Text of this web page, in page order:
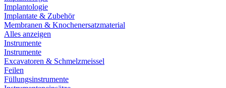
Implantologie
Implantate & Zubehör
Membranen & Knochenersatzmaterial
Alles anzeigen
Instrumente
Instrumente
Excavatoren & Schmelzmeissel
Feilen
Füllungsinstrumente